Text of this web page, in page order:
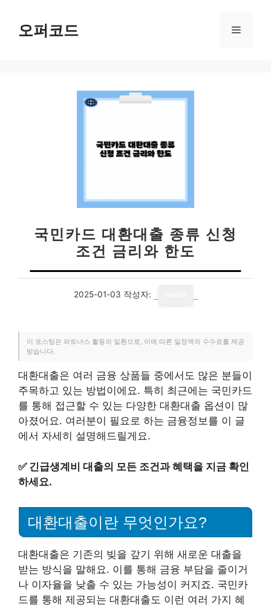
오퍼코드 메
국민카드 대환대출 종류 신청
조건 금리와 한도
2025-01-03 작성자:
이 포스팅은 파트너스 활동의 일환으로, 이에 따른 일정액의 수수료를 제공
받습니다.
대환대출은 여러 금융 상품들 중에서도 많은 분들이
주목하고 있는 방법이에요. 특히 최근에는 국민카드
를 통해 접근할 수 있는 다양한 대환대출 옵션이 많
아졌어요. 여러분이 필요로 하는 금융정보를 이 글
에서 자세히 설명해드릴게요.
✅ 긴급생계비 대출의 모든 조건과 혜택을 지금 확인
하세요.
대환대출이란 무엇인가요?
대환대출은 기존의 빚을 갚기 위해 새로운 대출을
받는 방식을 말해요. 이를 통해 금융 부담을 줄이거
나 이자율을 낮출 수 있는 가능성이 커지죠. 국민카
드를 통해 제공되는 대환대출도 이런 여러 가지 혜